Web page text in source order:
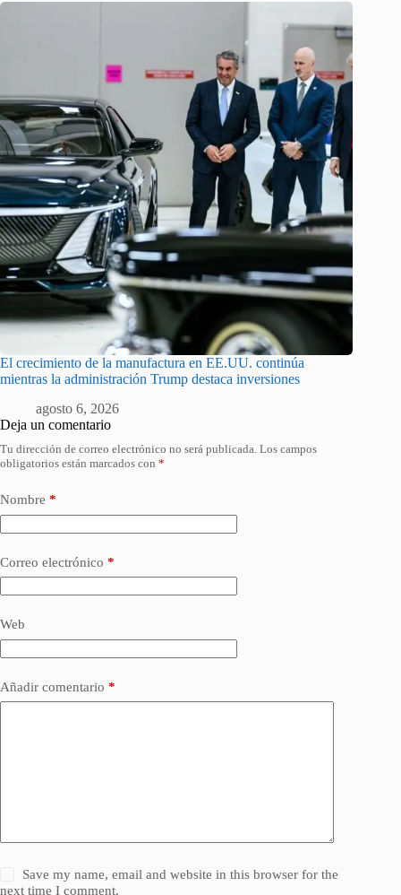
El crecimiento de la manufactura en EE.UU. continúa
mientras la administración Trump destaca inversiones
agosto 6, 2026
Deja un comentario
Tu dirección de correo electrónico no será publicada. Los campos
obligatorios están marcados con *
Nombre *
Correo electrónico *
Web
Añadir comentario *
Save my name, email and website in this browser for the
next time I comment.